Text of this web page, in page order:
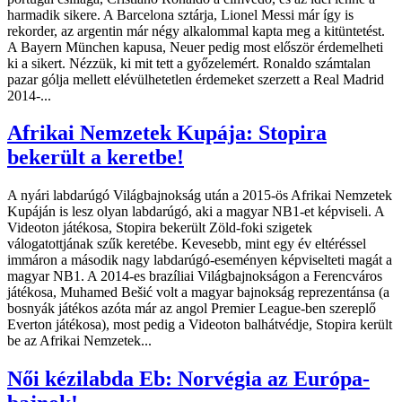
harmadik sikere. A Barcelona sztárja, Lionel Messi már így is
rekorder, az argentin már négy alkalommal kapta meg a kitüntetést.
A Bayern München kapusa, Neuer pedig most először érdemelheti
ki a sikert. Nézzük, ki mit tett a győzelemért. Ronaldo számtalan
pazar gólja mellett elévülhetetlen érdemeket szerzett a Real Madrid
2014-...
Afrikai Nemzetek Kupája: Stopira
bekerült a keretbe!
A nyári labdarúgó Világbajnokság után a 2015-ös Afrikai Nemzetek
Kupáján is lesz olyan labdarúgó, aki a magyar NB1-et képviseli. A
Videoton játékosa, Stopira bekerült Zöld-foki szigetek
válogatottjának szűk keretébe. Kevesebb, mint egy év eltéréssel
immáron a második nagy labdarúgó-eseményen képviselteti magát a
magyar NB1. A 2014-es brazíliai Világbajnokságon a Ferencváros
játékosa, Muhamed Bešić volt a magyar bajnokság reprezentánsa (a
bosnyák játékos azóta már az angol Premier League-ben szereplő
Everton játékosa), most pedig a Videoton balhátvédje, Stopira került
be az Afrikai Nemzetek...
Női kézilabda Eb: Norvégia az Európa-